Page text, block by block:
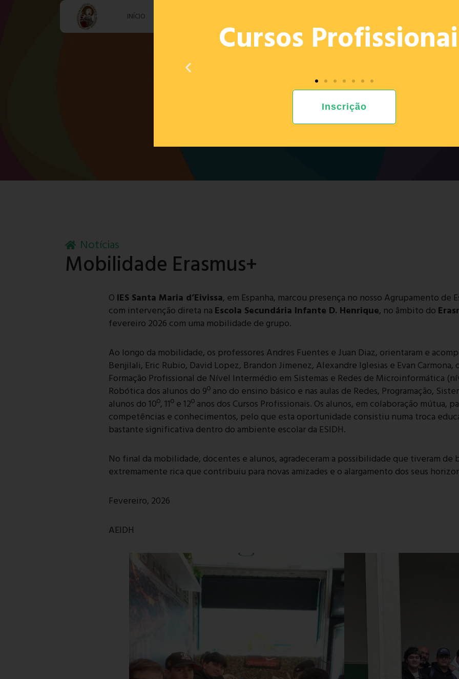
INÍCIO
Notícias
Mobilidade Erasmus+
O IES Santa Maria d’Eivissa, em Espanha, marcou presença no nosso Agrupamento de
com intervenção direta na Escola Secundária Infante D. Henrique, no âmbito do
fevereiro 2026 com uma mobilidade de grupo.
Ao longo da mobilidade, os professores Andres Fuentes e Juan Diaz, orientaram e
Benjilali, Eric Rubio, David Lopez, Brandon Jimenez, Alexandre Iglesias e Evan Carmona,
Formação Profissional de Nível Intermédio em Sistemas e Redes de Microinformática
Robótica dos alunos do 9º ano do ensino básico e nas aulas de Redes, Programação,
alunos do 10º, 11º e 12º anos dos Cursos Profissionais. Os alunos, em colaboração mútua,
competências e conhecimentos, pelo que esta oportunidade consistiu numa troca
bastante significativa dentro do ambiente escolar da ESIDH.
No final da mobilidade, docentes e alunos, agradeceram a possibilidade que tiveram
extremamente rica que contribuiu para novas amizades e o alargamento dos seus
Fevereiro, 2026
AEIDH
Cursos
Inscrição